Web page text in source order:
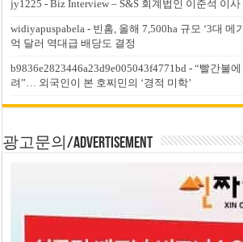
jy1225 -Biz Interview – S&S 회계법인 이준석 이사
widiyapuspabela - 빈홈, 올해 7,500ha 규모 ‘3대
억 달러 역대급 배당도 결정
b9836e2823446a23d9e005043f4771bd -“빨간불
려”… 외국인이 본 호찌민의 ‘경적 미학’
광고문의/Advertisement